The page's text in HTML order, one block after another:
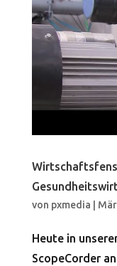
von pxmedia
Heute in
ScopeCorder